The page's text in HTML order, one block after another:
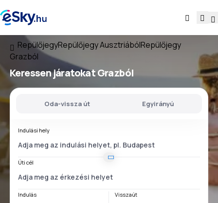
RepülőjegyRepülőjegy AusztriábólRepülőjegy
Grazból
Keressen járatokatGrazból
Oda-vissza út Egyirányú
Indulási hely
Úti cél
Indulás Visszaút